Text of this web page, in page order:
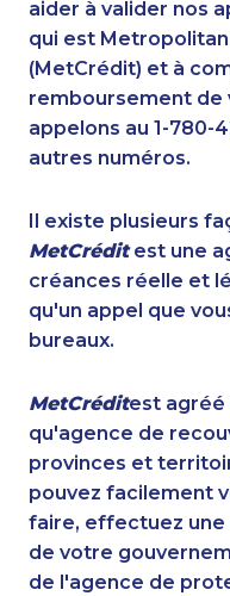
aider à valider nos
qui est
(MetCrédit) et à
remboursement de
appelons au 1-780-
autres numéros.
Il existe plusieurs
MetCréditest une
créances réelle et
qu'un appel que
bureaux.
MetCréditest agréé
qu'agence de
provinces et
pouvez facilement
faire, effectuez
de votre
de l'agence de